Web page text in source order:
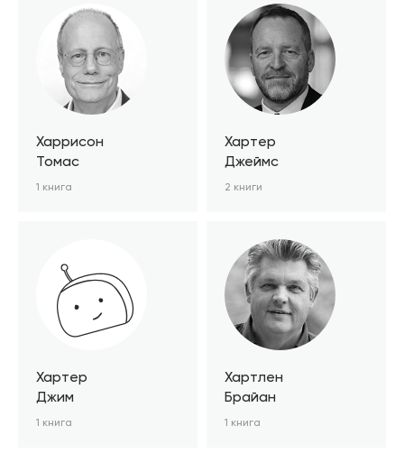
Харрисон
Томас
1 книга
Хартер
Джеймс
2 книги
Хартер
Джим
1 книга
Хартлен
Брайан
1 книга